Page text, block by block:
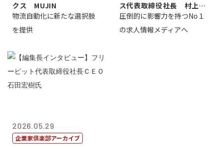
クス MUJIN
物流自動化に新たな選択肢
を提供
ス代表取締役社長 村上太
一 氏
圧倒的に影響力を持つNo１
の求人情報メディアへ
2026.05.29
企業家倶楽部アーカイブ